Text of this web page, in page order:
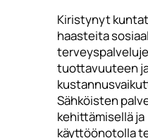
Kiristynyt
haasteita
tuottavuuteen
Sähköisten
kehittämisellä ja
käyttöönotolla